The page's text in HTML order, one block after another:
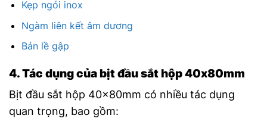
Kẹp ngói inox
Ngàm liên kết âm dương
Bản lề gập
4. Tác dụng của bịt đầu sắt hộp 40x80mm
Bịt đầu sắt hộp 40x80mm có nhiều tác dụng
quan trọng, bao gồm: